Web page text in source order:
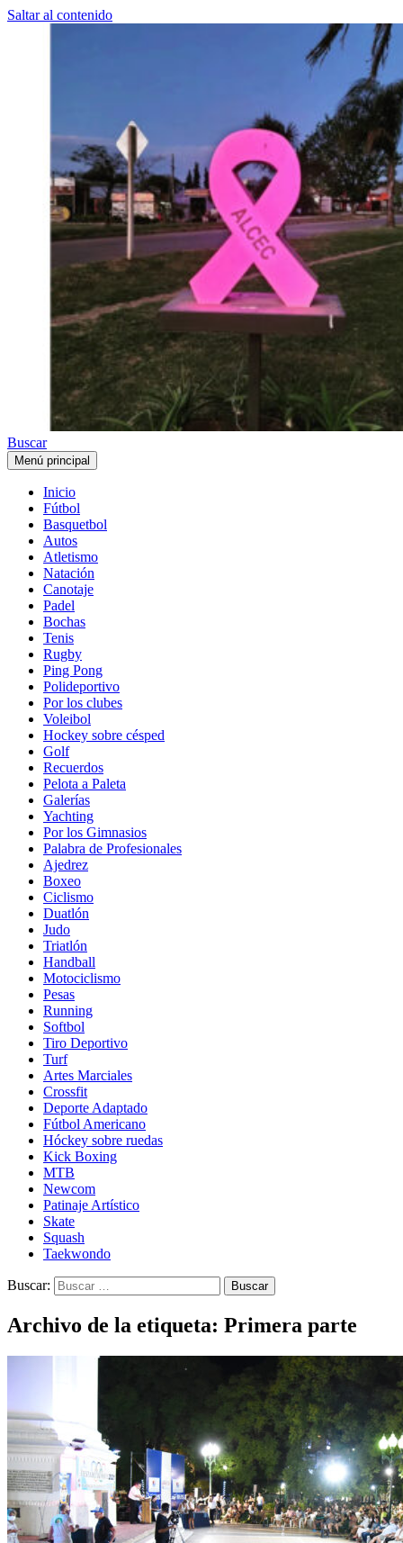
Saltar al contenido
Buscar
Menú principal
Inicio
Fútbol
Basquetbol
Autos
Atletismo
Natación
Canotaje
Padel
Bochas
Tenis
Rugby
Ping Pong
Polideportivo
Por los clubes
Voleibol
Hockey sobre césped
Golf
Recuerdos
Pelota a Paleta
Galerías
Yachting
Por los Gimnasios
Palabra de Profesionales
Ajedrez
Boxeo
Ciclismo
Duatlón
Judo
Triatlón
Handball
Motociclismo
Pesas
Running
Softbol
Tiro Deportivo
Turf
Artes Marciales
Crossfit
Deporte Adaptado
Fútbol Americano
Hóckey sobre ruedas
Kick Boxing
MTB
Newcom
Patinaje Artístico
Skate
Squash
Taekwondo
Buscar:
Archivo de la etiqueta: Primera parte